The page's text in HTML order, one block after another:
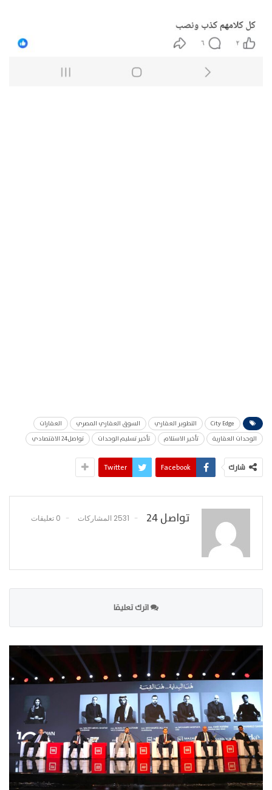
City Edge التطوير العقاري السوق العقاري المصري
العقارات
الوحدات العقارية
تأخير الاستلام تأخير تسليم الوحدات تواصل24 الاقتصادي
شارك Facebook
Twitter
تواصل 24 2531 المشاركات 0 تعليقات
اترك تعليقا